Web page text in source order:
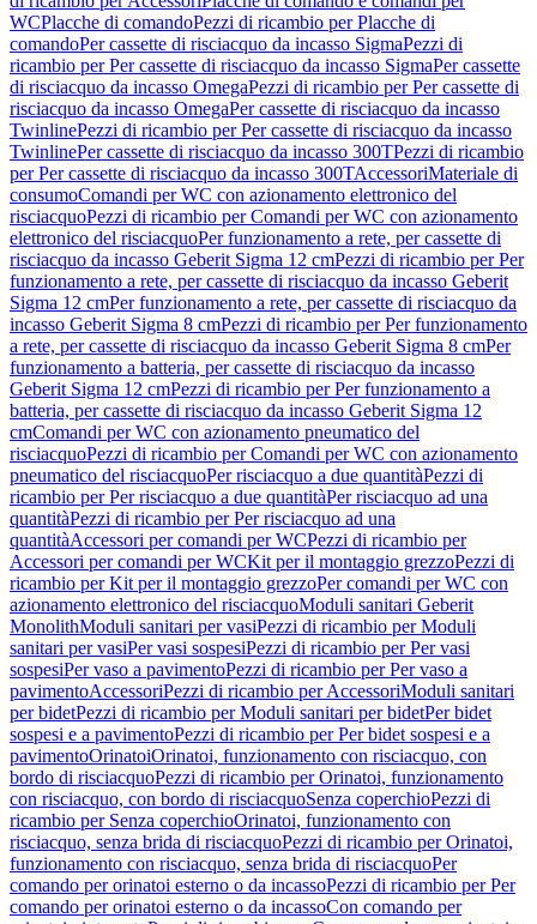
WCPlacche di comandoPezzi di ricambio per Placche di
comandoPer cassette di risciacquo da incasso SigmaPezzi di
ricambio per Per cassette di risciacquo da incasso SigmaPer cassette
di risciacquo da incasso OmegaPezzi di ricambio per Per cassette di
risciacquo da incasso OmegaPer cassette di risciacquo da incasso
TwinlinePezzi di ricambio per Per cassette di risciacquo da incasso
TwinlinePer cassette di risciacquo da incasso 300TPezzi di ricambio
per Per cassette di risciacquo da incasso 300TAccessoriMateriale di
consumoComandi per WC con azionamento elettronico del
risciacquoPezzi di ricambio per Comandi per WC con azionamento
elettronico del risciacquoPer funzionamento a rete, per cassette di
risciacquo da incasso Geberit Sigma 12 cmPezzi di ricambio per Per
funzionamento a rete, per cassette di risciacquo da incasso Geberit
Sigma 12 cmPer funzionamento a rete, per cassette di risciacquo da
incasso Geberit Sigma 8 cmPezzi di ricambio per Per funzionamento
a rete, per cassette di risciacquo da incasso Geberit Sigma 8 cmPer
funzionamento a batteria, per cassette di risciacquo da incasso
Geberit Sigma 12 cmPezzi di ricambio per Per funzionamento a
batteria, per cassette di risciacquo da incasso Geberit Sigma 12
cmComandi per WC con azionamento pneumatico del
risciacquoPezzi di ricambio per Comandi per WC con azionamento
pneumatico del risciacquoPer risciacquo a due quantitàPezzi di
ricambio per Per risciacquo a due quantitàPer risciacquo ad una
quantitàPezzi di ricambio per Per risciacquo ad una
quantitàAccessori per comandi per WCPezzi di ricambio per
Accessori per comandi per WCKit per il montaggio grezzoPezzi di
ricambio per Kit per il montaggio grezzoPer comandi per WC con
azionamento elettronico del risciacquoModuli sanitari Geberit
MonolithModuli sanitari per vasiPezzi di ricambio per Moduli
sanitari per vasiPer vasi sospesiPezzi di ricambio per Per vasi
sospesiPer vaso a pavimentoPezzi di ricambio per Per vaso a
pavimentoAccessoriPezzi di ricambio per AccessoriModuli sanitari
per bidetPezzi di ricambio per Moduli sanitari per bidetPer bidet
sospesi e a pavimentoPezzi di ricambio per Per bidet sospesi e a
pavimentoOrinatoiOrinatoi, funzionamento con risciacquo, con
bordo di risciacquoPezzi di ricambio per Orinatoi, funzionamento
con risciacquo, con bordo di risciacquoSenza coperchioPezzi di
ricambio per Senza coperchioOrinatoi, funzionamento con
risciacquo, senza brida di risciacquoPezzi di ricambio per Orinatoi,
funzionamento con risciacquo, senza brida di risciacquoPer
comando per orinatoi esterno o da incassoPezzi di ricambio per Per
comando per orinatoi esterno o da incassoCon comando per